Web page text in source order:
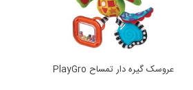
عروسک گیره دار تمساح PlayGro